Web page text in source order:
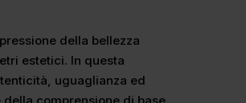
della bellezza
estetici. In ​​questa
uguaglianza ed